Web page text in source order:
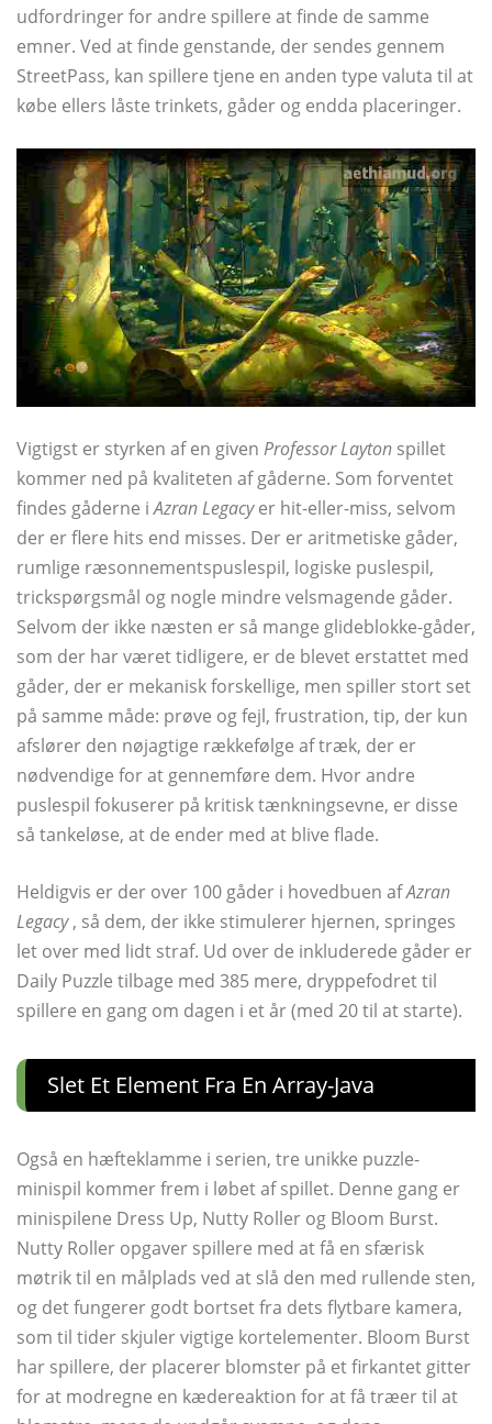
udfordringer for andre spillere at finde de samme
emner. Ved at finde genstande, der sendes gennem
StreetPass, kan spillere tjene en anden type valuta til at
købe ellers låste trinkets, gåder og endda placeringer.
Vigtigst er styrken af ​​en given Professor Layton spillet
kommer ned på kvaliteten af ​​gåderne. Som forventet
findes gåderne iAzran Legacyer hit-eller-miss, selvom
der er flere hits end misses. Der er aritmetiske gåder,
rumlige ræsonnementspuslespil, logiske puslespil,
trickspørgsmål og nogle mindre velsmagende gåder.
Selvom der ikke næsten er så mange glideblokke-gåder,
som der har været tidligere, er de blevet erstattet med
gåder, der er mekanisk forskellige, men spiller stort set
på samme måde: prøve og fejl, frustration, tip, der kun
afslører den nøjagtige rækkefølge af træk, der er
nødvendige for at gennemføre dem. Hvor andre
puslespil fokuserer på kritisk tænkningsevne, er disse
så tankeløse, at de ender med at blive flade.
Heldigvis er der over 100 gåder i hovedbuen afAzran
Legacy, så dem, der ikke stimulerer hjernen, springes
let over med lidt straf. Ud over de inkluderede gåder er
Daily Puzzle tilbage med 385 mere, dryppefodret til
spillere en gang om dagen i et år (med 20 til at starte).
Slet Et Element Fra En Array-Java
Også en hæfteklamme i serien, tre unikke puzzle-
minispil kommer frem i løbet af spillet. Denne gang er
minispilene Dress Up, Nutty Roller og Bloom Burst.
Nutty Roller opgaver spillere med at få en sfærisk
møtrik til en målplads ved at slå den med rullende sten,
og det fungerer godt bortset fra dets flytbare kamera,
som til tider skjuler vigtige kortelementer. Bloom Burst
har spillere, der placerer blomster på et firkantet gitter
for at modregne en kædereaktion for at få træer til at